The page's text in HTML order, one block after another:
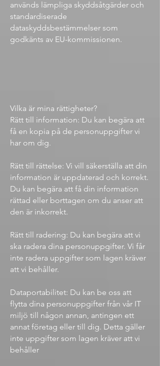
används lämpliga skyddsåtgärder och
standardiserade
dataskyddsbestämmelser som
godkänts av EU-kommissionen.
Vilka är mina rättigheter?
Rätt till information: Du kan begära att
få en kopia på de personuppgifter vi
har om dig.
Rätt till rättelse: Vi vill säkerställa att din
information är uppdaterad och korrekt.
Du kan begära att få din information
rättad eller borttagen om du anser att
den är inkorrekt.
Rätt till radering: Du kan begära att vi
ska radera dina personuppgifter. Vi får
inte radera uppgifter som lagen kräver
att vi behåller.
Dataportabilitet: Du kan be oss att
flytta dina personuppgifter från vår IT
miljö till någon annan, antingen ett
annat företag eller till dig. Detta gäller
inte uppgifter som lagen kräver att vi
behåller